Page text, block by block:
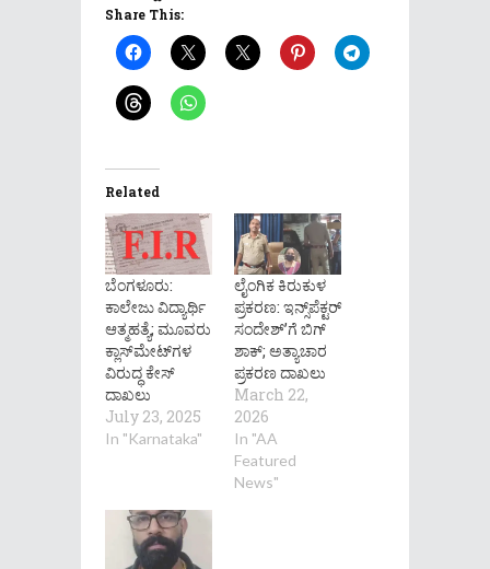
Share This:
Related
ಬೆಂಗಳೂರು:
ಕಾಲೇಜು ವಿದ್ಯಾರ್ಥಿ
ಆತ್ಮಹತ್ಯೆ; ಮೂವರು
ಕ್ಲಾಸ್​ಮೇಟ್​ಗಳ
ವಿರುದ್ಧ ಕೇಸ್
ದಾಖಲು
July 23, 2025
In "Karnataka"
ಲೈಂಗಿಕ ಕಿರುಕುಳ
ಪ್ರಕರಣ: ಇನ್ಸ್‌ಪೆಕ್ಟರ್
ಸಂದೇಶ್’ಗೆ ಬಿಗ್
ಶಾಕ್; ಅತ್ಯಾಚಾರ
ಪ್ರಕರಣ ದಾಖಲು
March 22,
2026
In "AA
Featured
News"